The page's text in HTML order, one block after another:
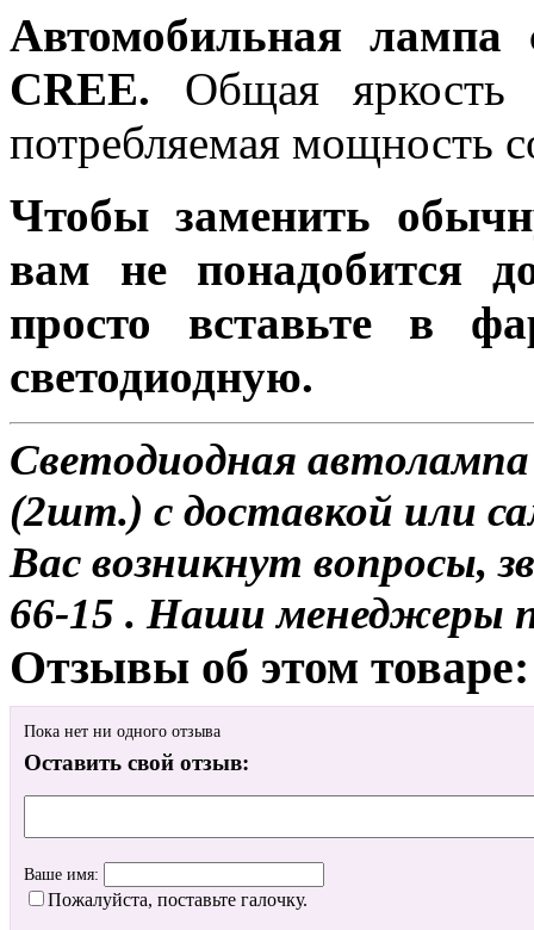
Автомобильная
СREE. Общая яркость
потребляемая мощность
Чтобы заменить
вам не понадобится
просто вставьте в
светодиодную.
Светодиодная
(2шт.) с доставкой или
Вас возникнут вопросы,
66-15 . Наши менеджеры
Отзывы об этом товаре:
Пока нет ни одного отзыва
Оставить свой отзыв:
Ваше имя:
Пожалуйста, поставьте галочку.